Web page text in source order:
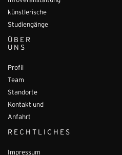
künstlerische
Studiengänge
ÜBER
UNS
Profil
Team
Standorte
Kontakt und
Anfahrt
RECHTLICHES
Impressum